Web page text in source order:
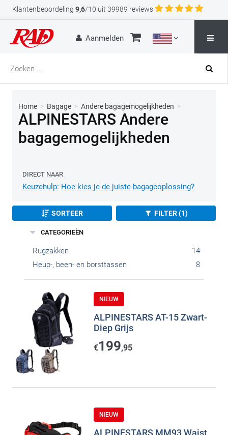
Klantenbeoordeling 9,6/10 uit 39989 reviews
Aanmelden
Home > Bagage > Andere bagagemogelijkheden >
ALPINESTARS Andere
bagagemogelijkheden
DIRECT NAAR
Keuzehulp: Hoe kies je de juiste bagageoplossing?
SORTEER FILTER (1)
CATEGORIEËN
Rugzakken
14
Heup-, been- en borsttassen
8
NIEUW
ALPINESTARS AT-15 Zwart-
Diep Grijs
€199,95
NIEUW
ALPINESTARS MM93 Waist